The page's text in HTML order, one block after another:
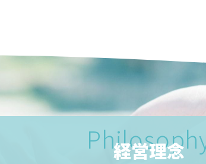
経営理念